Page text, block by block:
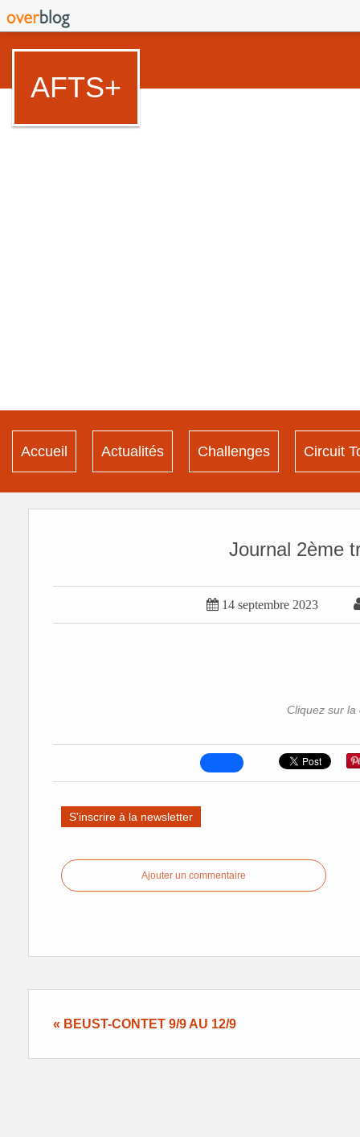
AFTS+
Accueil Actualités Challenges Circuit
Journal 2ème
 14 septembre 2023
Cliquez sur la
S'inscrire à la newsletter
Ajouter un commentaire
« BEUST-CONTET 9/9 AU 12/9